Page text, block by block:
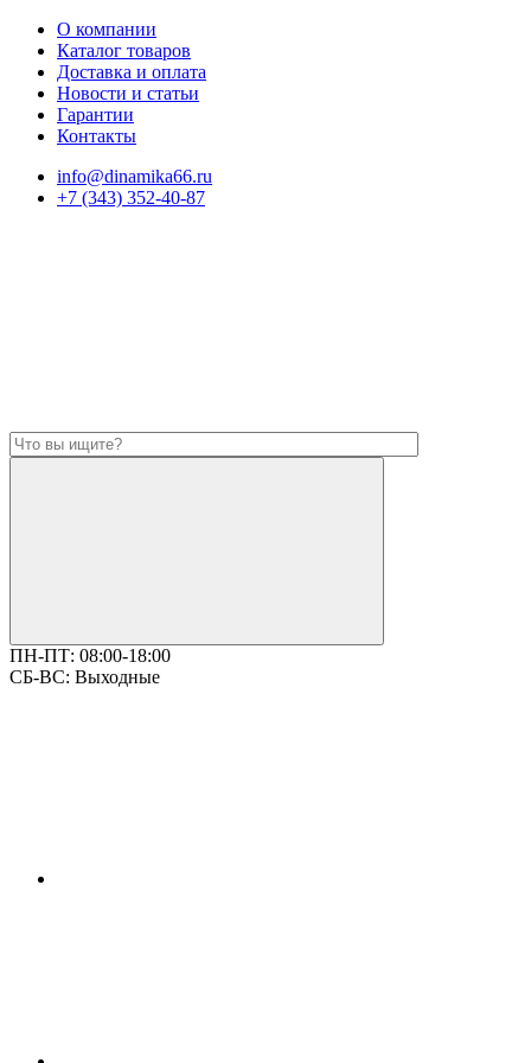
О компании
Каталог товаров
Доставка и оплата
Новости и статьи
Гарантии
Контакты
info@dinamika66.ru
+7 (343) 352-40-87
ПН-ПТ: 08:00-18:00
СБ-ВС: Выходные